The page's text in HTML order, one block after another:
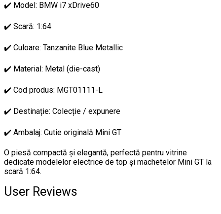
✔️ Model: BMW i7 xDrive60
✔️ Scară: 1:64
✔️ Culoare: Tanzanite Blue Metallic
✔️ Material: Metal (die-cast)
✔️ Cod produs: MGT01111-L
✔️ Destinație: Colecție / expunere
✔️ Ambalaj: Cutie originală Mini GT
O piesă compactă și elegantă, perfectă pentru vitrine
dedicate modelelor electrice de top și machetelor Mini GT la
scară 1:64.
User Reviews